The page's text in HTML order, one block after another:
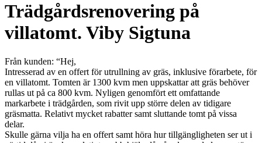
Trädgårdsrenovering på
villatomt. Viby Sigtuna
Från kunden: “Hej,
Intresserad av en offert för utrullning av gräs, inklusive förarbete, för
en villatomt. Tomten är 1300 kvm men uppskattar att gräs behöver
rullas ut på ca 800 kvm. Nyligen genomfört ett omfattande
markarbete i trädgården, som rivit upp större delen av tidigare
gräsmatta. Relativt mycket rabatter samt sluttande tomt på vissa
delar.
Skulle gärna vilja ha en offert samt höra hur tillgängligheten ser ut i